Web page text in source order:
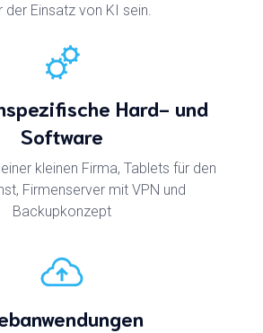
der Einsatz von KI sein.
Hard- und
Software
kleinen Firma, Tablets für den
Firmenserver mit VPN und
Backupkonzept